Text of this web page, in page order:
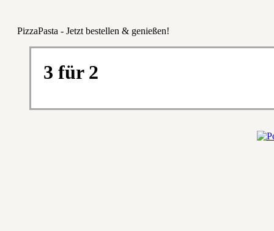
PizzaPasta - Jetzt bestellen & genießen!
3 für 2